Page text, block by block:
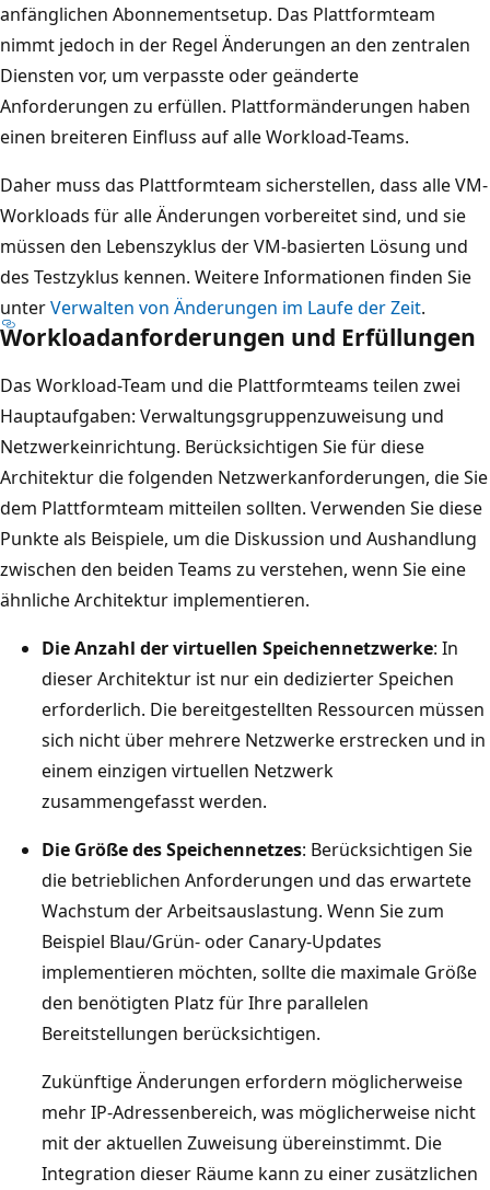
anfänglichen Abonnementsetup. Das Plattformteam
nimmt jedoch in der Regel Änderungen an den zentralen
Diensten vor, um verpasste oder geänderte
Anforderungen zu erfüllen. Plattformänderungen haben
einen breiteren Einfluss auf alle Workload-Teams.
Daher muss das Plattformteam sicherstellen, dass alle VM-
Workloads für alle Änderungen vorbereitet sind, und sie
müssen den Lebenszyklus der VM-basierten Lösung und
des Testzyklus kennen. Weitere Informationen finden Sie
unterVerwalten von Änderungen im Laufe der Zeit.
Workloadanforderungen und Erfüllungen
Das Workload-Team und die Plattformteams teilen zwei
Hauptaufgaben: Verwaltungsgruppenzuweisung und
Netzwerkeinrichtung. Berücksichtigen Sie für diese
Architektur die folgenden Netzwerkanforderungen, die Sie
dem Plattformteam mitteilen sollten. Verwenden Sie diese
Punkte als Beispiele, um die Diskussion und Aushandlung
zwischen den beiden Teams zu verstehen, wenn Sie eine
ähnliche Architektur implementieren.
Die Anzahl der virtuellen Speichennetzwerke: In
dieser Architektur ist nur ein dedizierter Speichen
erforderlich. Die bereitgestellten Ressourcen müssen
sich nicht über mehrere Netzwerke erstrecken und in
einem einzigen virtuellen Netzwerk
zusammengefasst werden.
Die Größe des Speichennetzes: Berücksichtigen Sie
die betrieblichen Anforderungen und das erwartete
Wachstum der Arbeitsauslastung. Wenn Sie zum
Beispiel Blau/Grün- oder Canary-Updates
implementieren möchten, sollte die maximale Größe
den benötigten Platz für Ihre parallelen
Bereitstellungen berücksichtigen.
Zukünftige Änderungen erfordern möglicherweise
mehr IP-Adressenbereich, was möglicherweise nicht
mit der aktuellen Zuweisung übereinstimmt. Die
Integration dieser Räume kann zu einer zusätzlichen